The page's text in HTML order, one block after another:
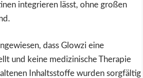
integrieren lässt, ohne großen
dass Glowzi eine
und keine medizinische Therapie
Inhaltsstoffe wurden sorgfältig